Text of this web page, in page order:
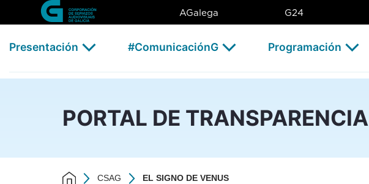
Skip to Main Content
EL SIGNO DE VENUS - CSAG
AGalega G24
Presentación #ComunicaciónG Programación
PORTAL DE TRANSPARENCIA
CSAG EL SIGNO DE VENUS